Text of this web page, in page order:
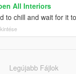
All Interiors
to chill and wait for it
Legújabb Fájlok